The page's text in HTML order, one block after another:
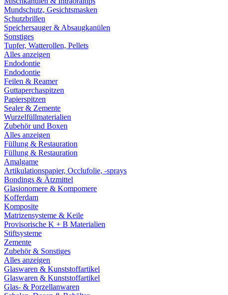
Mundschutz, Gesichtsmasken
Schutzbrillen
Speichersauger & Absaugkanülen
Sonstiges
Tupfer, Watterollen, Pellets
Alles anzeigen
Endodontie
Endodontie
Feilen & Reamer
Guttaperchaspitzen
Papierspitzen
Sealer & Zemente
Wurzelfüllmaterialien
Zubehör und Boxen
Alles anzeigen
Füllung & Restauration
Füllung & Restauration
Amalgame
Artikulationspapier, Occlufolie, -sprays
Bondings & Ätzmittel
Glasionomere & Kompomere
Kofferdam
Komposite
Matrizensysteme & Keile
Provisorische K + B Materialien
Stiftsysteme
Zemente
Zubehör & Sonstiges
Alles anzeigen
Glaswaren & Kunststoffartikel
Glaswaren & Kunststoffartikel
Glas- & Porzellanwaren